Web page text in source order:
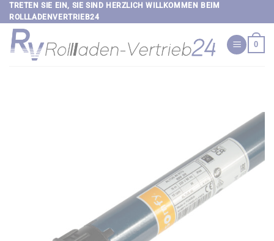
Zum
Inhalt
springen
TRETEN SIE EIN, SIE SIND HERZLICH WILLKOMMEN BEIM
ROLLLADENVERTRIEB24
0